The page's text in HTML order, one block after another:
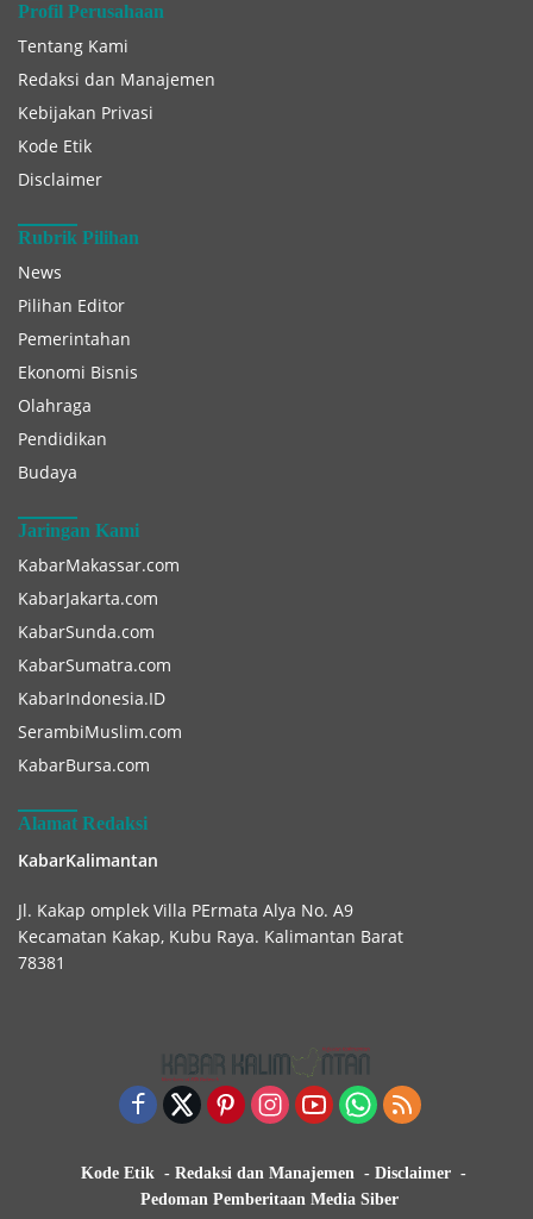
Profil Perusahaan
Tentang Kami
Redaksi dan Manajemen
Kebijakan Privasi
Kode Etik
Disclaimer
Rubrik Pilihan
News
Pilihan Editor
Pemerintahan
Ekonomi Bisnis
Olahraga
Pendidikan
Budaya
Jaringan Kami
KabarMakassar.com
KabarJakarta.com
KabarSunda.com
KabarSumatra.com
KabarIndonesia.ID
SerambiMuslim.com
KabarBursa.com
Alamat Redaksi
KabarKalimantan
Jl. Kakap omplek Villa PErmata Alya No. A9
Kecamatan Kakap, Kubu Raya. Kalimantan Barat
78381
Kode Etik Redaksi dan Manajemen
Disclaimer
Pedoman Pemberitaan Media Siber